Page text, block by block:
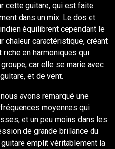
cette guitare, qui est faite
dans un mix. Le dos et
équilibrent cependant le
chaleur caractéristique, créant
en harmoniques qui
car elle se marie avec
et de vent.
avons remarqué une
moyennes qui
et un peu moins dans les
de grande brillance du
emplit véritablement la